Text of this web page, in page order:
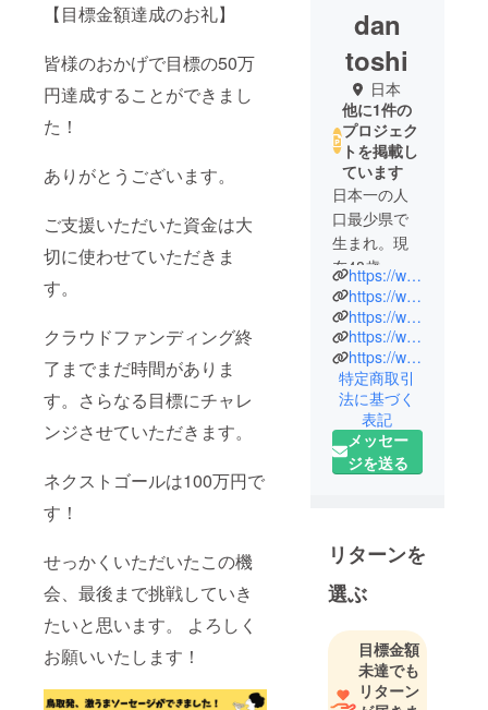
【目標金額達成のお礼】
皆様のおかげで目標の50万
円達成することができまし
た！
ありがとうございます。
ご支援いただいた資金は大
切に使わせていただきま
す。
クラウドファンディング終
了までまだ時間がありま
す。さらなる目標にチャレ
ンジさせていただきます。
ネクストゴールは100万円で
す！
せっかくいただいたこの機
会、最後まで挑戦していき
たいと思います。 よろしく
お願いいたします！
dan
toshi
日本
他に1件の
プロジェク
トを掲載し
ています
日本一の人
口最少県で
生まれ。現
在48歳
どんどん廃
れいく街並
みを見なが
ら常に商店
街の復興や
繁華街の盛
り上がりを
左斜めから
て20数年厨
房に立ち
様々な料理
やお客さま
に出逢う。
又街中での
イベントも
https://www.orenchi.shop/roastchicken
https://www.instagram.com/dan.o.renchi/
https://www.instagram.com/bistroandbar.orenchi/
https://www.instagram.com/brochette159_15/
https://www.facebook.com/profile.php?id=100007256778549
特定商取引
法に基づく
表記
メッセー
ジを送る
リターンを
選ぶ
目標金額
未達でも
リターン